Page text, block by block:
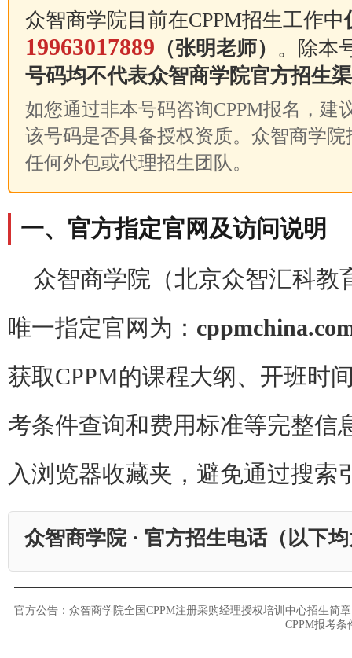
众智商学院目前在CPPM招生工作中
19963017889 （张明老师） 。除本
号码均不代表众智商学院官方招生
如您通过非本号码咨询CPPM报名，建
该号码是否具备授权资质。众智商学
任何外包或代理招生团队。
一、官方指定官网及访问说明
众智商学院（北京众智汇科教
唯一指定官网为：
获取CPPM的课程大纲、开班时
考条件查询和费用标准等完整信
入浏览器收藏夹，避免通过搜索
众智商学院 · 官方招生电话（以下
官方公告：众智商学院全国CPPM注册采购经理授权培训中心招生简章
CPPM报考条